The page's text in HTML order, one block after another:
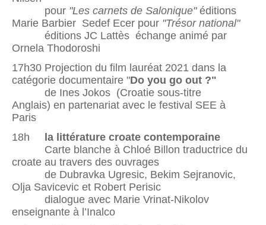
pour "Les carnets de Salonique" éditions
Marie Barbier Sedef Ecer pour "Trésor national"
éditions JC Lattès échange animé par
Ornela Thodoroshi
17h30 Projection du film lauréat 2021 dans la
catégorie documentaire "Do you go out ?"
de Ines Jokos (Croatie sous-titre
Anglais) en partenariat avec le festival SEE à
Paris
18h
la littérature croate contemporaine
Carte blanche à Chloé Billon traductrice du
croate au travers des ouvrages
de Dubravka Ugresic, Bekim Sejranovic,
Olja Savicevic et Robert Perisic
dialogue avec Marie Vrinat-Nikolov
enseignante à l’Inalco